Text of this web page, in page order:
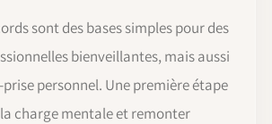
sont des bases simples pour des
bienveillantes, mais aussi
personnel. Une première étape
charge mentale et remonter